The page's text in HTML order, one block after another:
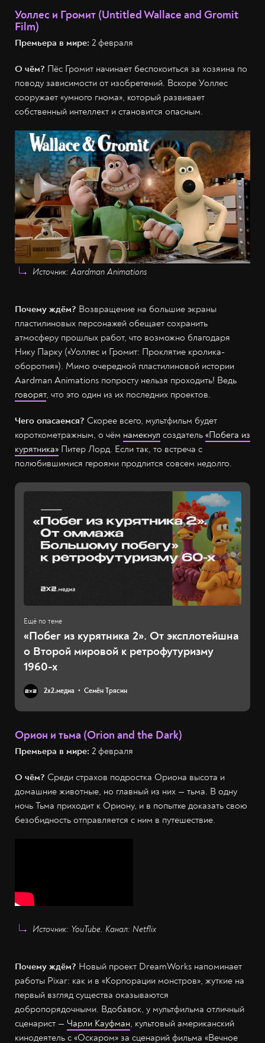
Уоллес и Громит (Untitled Wallace and Gromit
Film)
Премьера в мире: 2 февраля
О чём? Пёс Громит начинает беспокоиться за хозяина по
поводу зависимости от изобретений. Вскоре Уоллес
сооружает «умного гнома», который развивает
собственный интеллект и становится опасным.
Источник: Aardman Animations
Почему ждём? Возвращение на большие экраны
пластилиновых персонажей обещает сохранить
атмосферу прошлых работ, что возможно благодаря
Нику Парку («Уоллес и Громит: Проклятие кролика-
оборотня»). Мимо очередной пластилиновой истории
Aardman Animations попросту нельзя проходить! Ведь
говорят, что это один из их последних проектов.
Чего опасаемся? Скорее всего, мультфильм будет
короткометражным, о чём намекнул создатель «Побега из
курятника» Питер Лорд. Если так, то встреча с
полюбившимися героями продлится совсем недолго.
«Побег из курятника 2». От эксплотейшна
о Второй мировой к ретрофутуризму
1960-х
2х2.медиа Семён Трясин
Орион и тьма (Orion and the Dark)
Премьера в мире: 2 февраля
О чём? Среди страхов подростка Ориона высота и
домашние животные, но главный из них — тьма. В одну
ночь Тьма приходит к Ориону, и в попытке доказать свою
безобидность отправляется с ним в путешествие.
Источник: YouTube. Канал: Netflix
Почему ждём? Новый проект DreamWorks напоминает
работы Pixar: как и в «Корпорации монстров», жуткие на
первый взгляд существа оказываются
добропорядочными. Вдобавок, у мультфильма отличный
сценарист — Чарли Кауфман, культовый американский
кинодеятель с «Оскаром» за сценарий фильма «Вечное